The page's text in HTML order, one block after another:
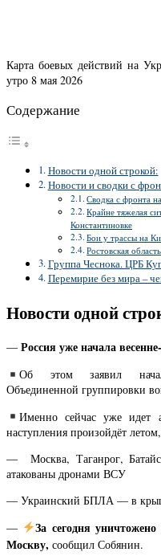
Карта боевых действий на
утро 8 мая 2026
Содержание
Новости одной строкой:
Новости и сводки с
Сводка с фронта
Крайне тяжелая
Константиновке
Бои у трассы на
Ростовская
Группа Чеснока. ЦРБ
Перемирие без мира –
Новости одной
— Россия уже начала
Об этом заявил
Объединенной группировки
Именно сейчас уже идет
наступления произойдёт
— Москва, Таганрог,
атакованы дронами ВСУ
— Украинский БПЛА — в
—
За сегодня
Москву, сообщил Собянин.